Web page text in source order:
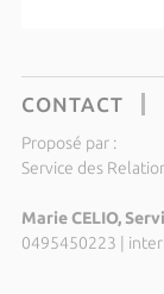
CONTACT
Proposé par :
Service des
Marie CELIO,
0495450223